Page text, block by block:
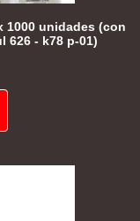
1000 unidades (con
626 - k78 p-01)